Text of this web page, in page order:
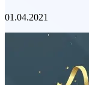
01.04.2021